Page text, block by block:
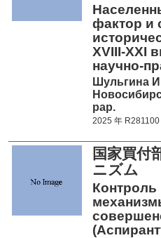
фактор и
XVIII-XXI
научно-
Шульгина
pap.
2025 年 R281100
国家買付
ニズム
Контроль